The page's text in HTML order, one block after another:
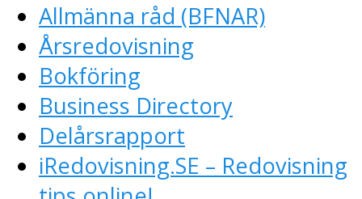
Allmänna råd (BFNAR)
Årsredovisning
Bokföring
Business Directory
Delårsrapport
iRedovisning.SE – Redovisning